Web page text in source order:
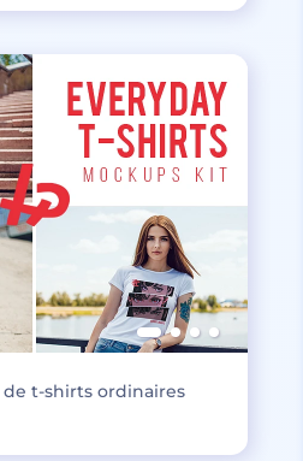
t-shirts ordinaires